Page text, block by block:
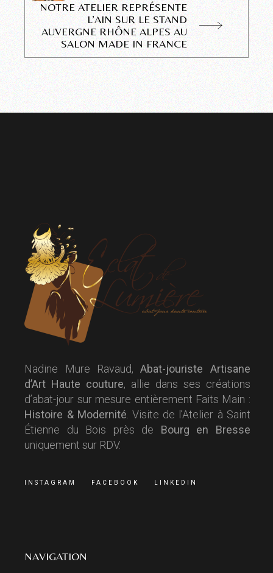
NOTRE ATELIER REPRÉSENTE
L’AIN SUR LE STAND
AUVERGNE RHÔNE ALPES AU
SALON MADE IN FRANCE
Nadine Mure Ravaud,Abat-jouriste Artisane
d’Art Haute couture, allie dans ses créations
d’abat-jour sur mesure entièrement Faits Main :
Histoire & Modernité . Visite de l’Atelier à Saint
Étienne du Bois près de Bourg en Bresse
uniquement sur RDV.
INSTAGRAM FACEBOOK LINKEDIN
NAVIGATION